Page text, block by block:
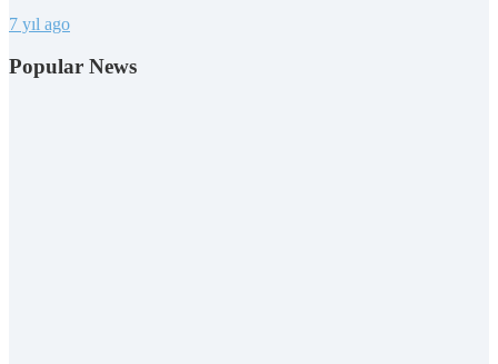
7 yıl ago
Popular News